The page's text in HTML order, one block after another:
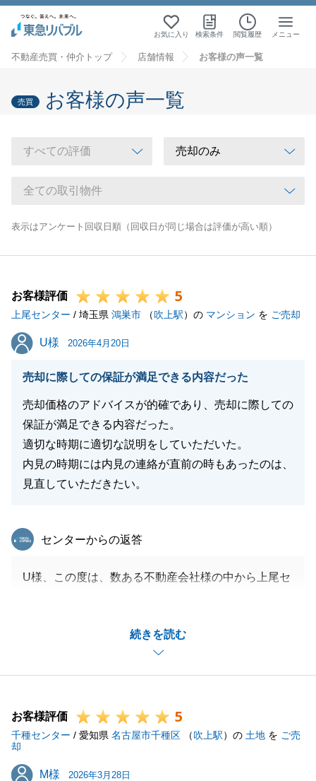
お気に入り 検索条件 閲覧履歴 メニュー
不動産売買・仲介トップ 店舗情報 お客様の声一覧
売買 お客様の声一覧
表示はアンケート回収日順（回収日が同じ場合は評価が高い順）
お客様評価 5
上尾センター / 埼玉県 鴻巣市 （吹上駅）の マンション を ご売却
U様
U様 2026年4月20日
売却に際しての保証が満足できる内容だった
売却価格のアドバイスが的確であり、売却に際しての
保証が満足できる内容だった。
適切な時期に適切な説明をしていただいた。
内見の時期には内見の連絡が直前の時もあったのは、
見直していただきたい。
続きを読む
東急リバブル
センターからの返答
U様、この度は、数ある不動産会社様の中から上尾セ
無事にお住み替えできましたこと心よりお祝い申し上
げますとともに、U様の大切な不動産のお取引をサポ
ートさせていただけたこと、大変嬉しく思います。
す。
引き続き、よろしくお願いいたします。
お客様評価 5
千種センター / 愛知県 名古屋市千種区 （吹上駅）の 土地 を ご売
却
M様
M様 2026年3月28日